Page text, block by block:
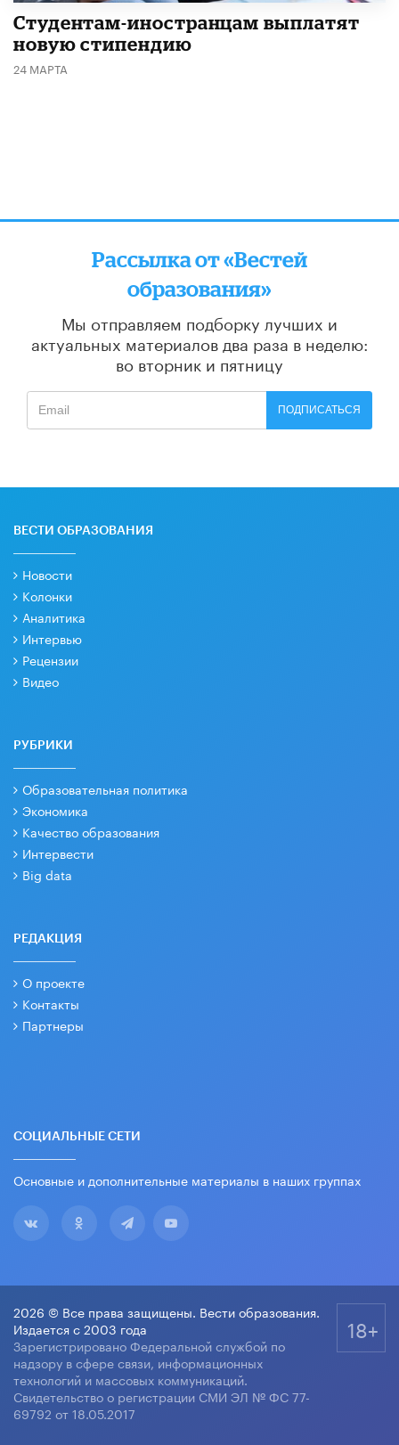
Студентам-иностранцам выплатят
новую стипендию
24 МАРТА
Рассылка от «Вестей
образования»
Мы отправляем подборку лучших и
актуальных материалов два раза в неделю:
во вторник и пятницу
ПОДПИСАТЬСЯ
ВЕСТИ ОБРАЗОВАНИЯ
Новости
Колонки
Аналитика
Интервью
Рецензии
Видео
РУБРИКИ
Образовательная политика
Экономика
Качество образования
Интервести
Big data
РЕДАКЦИЯ
О проекте
Контакты
Партнеры
СОЦИАЛЬНЫЕ СЕТИ
Основные и дополнительные материалы в наших группах
2026 © Все права защищены. Вести образования.
Издается с 2003 года
Зарегистрировано Федеральной службой по
надзору в сфере связи, информационных
технологий и массовых коммуникаций.
Свидетельство о регистрации СМИ ЭЛ № ФС 77-
69792 от 18.05.2017
18+